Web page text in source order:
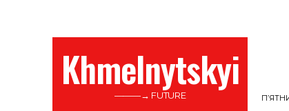
Khmelnytskyi
———→ FUTURE